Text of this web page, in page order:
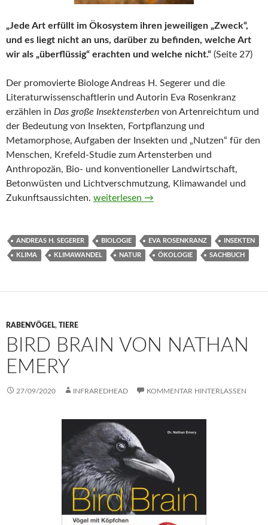
„Jede Art erfüllt im Ökosystem ihren jeweiligen „Zweck“,
und es liegt nicht an uns, darüber zu befinden, welche Art
wir als „überflüssig“ erachten und welche nicht.“ (Seite 27)
Der promovierte Biologe Andreas H. Segerer und die
Literaturwissenschaftlerin und Autorin Eva Rosenkranz
erzählen in Das große Insektensterben von Artenreichtum und
der Bedeutung von Insekten, Fortpflanzung und
Metamorphose, Aufgaben der Insekten und „Nutzen“ für den
Menschen, Krefeld-Studie zum Artensterben und
Anthropozän, Bio- und konventioneller Landwirtschaft,
Betonwüsten und Lichtverschmutzung, Klimawandel und
Zukunftsaussichten. Das große Insektensterben von Andreas
weiterlesen →
ANDREAS H. SEGERER BIOLOGIE EVA ROSENKRANZ INSEKTEN
KLIMA KLIMAWANDEL NATUR ÖKOLOGIE SACHBUCH
RABENVÖGEL, TIERE
BIRD BRAIN VON NATHAN
EMERY
27/09/2020 INFRAREDHEAD KOMMENTAR HINTERLASSEN